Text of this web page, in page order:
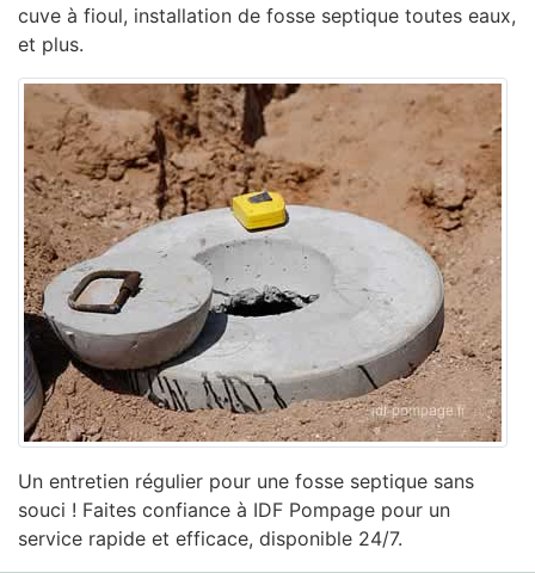
cuve à fioul, installation de fosse septique toutes eaux,
et plus.
Un entretien régulier pour une fosse septique sans
souci ! Faites confiance à IDF Pompage pour un
service rapide et efficace, disponible 24/7.